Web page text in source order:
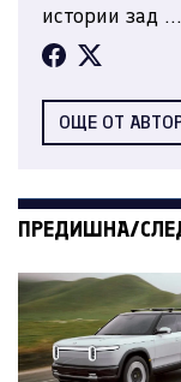
истории зад ...
ОЩЕ ОТ
ПРЕДИШНА/